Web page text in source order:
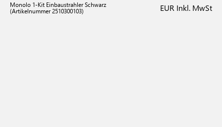
Monolo 1-Kit Einbaustrahler Schwarz
(Artikelnummer 2510300103)
EUR Inkl. MwSt